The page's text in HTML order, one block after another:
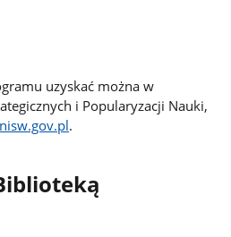
uzyskać można w
i Popularyzacji Nauki,
.